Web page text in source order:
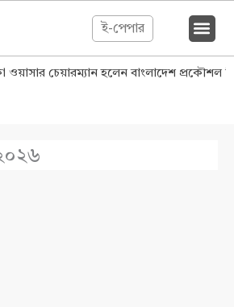
ই-পেপার
ওয়াসার চেয়ারম্যান হলেন বাংলাদেশ প্রকৌশল